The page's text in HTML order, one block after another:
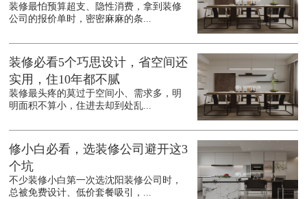
装修最怕预算超支、隐性消费，拿到装修
公司的报价单时，密密麻麻的条...
装修必看5个巧思设计，省空间还
实用，住10年都不腻
装修最头疼的莫过于空间小、需求多，明
明面积不算小，住进去却到处乱...
修小白必看，选装修公司避开这3
个坑
不少装修小白第一次选沈阳装修公司时，
总被免费设计、低价套餐吸引，...